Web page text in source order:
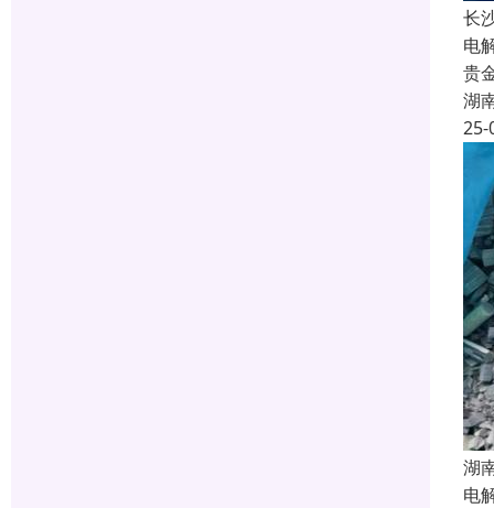
长
电
贵
湖
25-
湖
电